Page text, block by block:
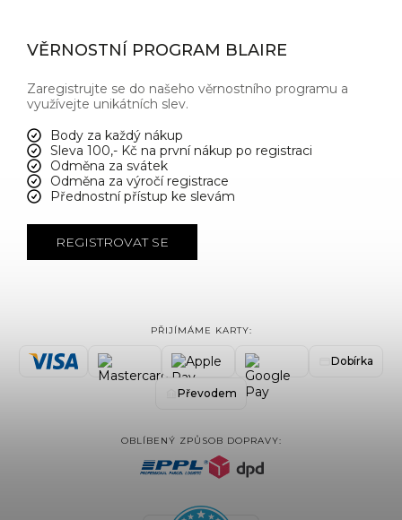
VĚRNOSTNÍ PROGRAM BLAIRE
Zaregistrujte se do našeho věrnostního programu a
využívejte unikátních slev.
Body za každý nákup
Sleva 100,- Kč na první nákup po registraci
Odměna za svátek
Odměna za výročí registrace
Přednostní přístup ke slevám
REGISTROVAT SE
PŘIJÍMÁME KARTY:
Dobírka
Převodem
OBLÍBENÝ ZPŮSOB DOPRAVY: